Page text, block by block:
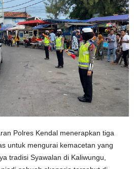
Polres Kendal menerapkan tiga
untuk mengurai kemacetan yang
tradisi Syawalan di Kaliwungu,